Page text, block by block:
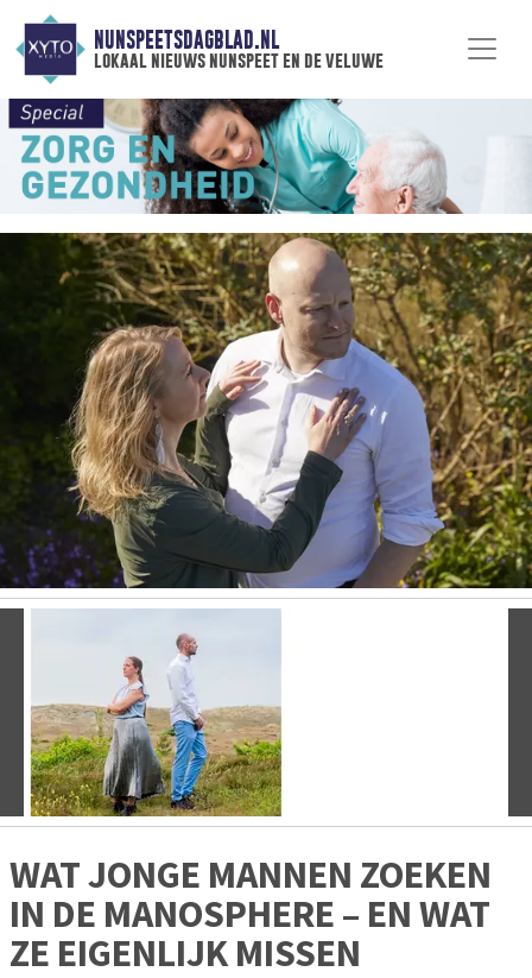
NUNSPEETSDAGBLAD.NL
lokaal nieuws nunspeet en de veluwe
Vorige
WAT JONGE MANNEN ZOEKEN
IN DE MANOSPHERE – EN WAT
ZE EIGENLIJK MISSEN